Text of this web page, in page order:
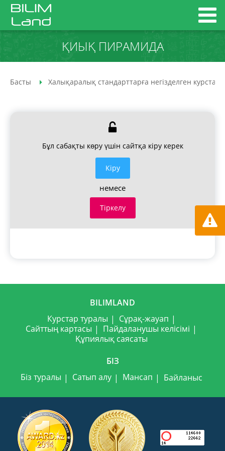
ҚИЫҚ ПИРАМИДА
Басты Халықаралық стандарттарға негізделген курстар
Бұл сабақты көру үшін сайтқа кіру керек
Кiру
немесе
Тіркелу
BILIMLAND
Курстар туралы
Сұрақ-жауап
Сайттың картасы
Пайдаланушы келісімі
Құпиялық саясаты
БІЗ
Біз туралы
Сатып алу Мансап Байланыс